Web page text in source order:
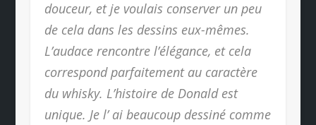
douceur, et je voulais conserver un peu
de cela dans les dessins eux-mêmes.
L’audace rencontre l’élégance, et cela
correspond parfaitement au caractère
du whisky. L’histoire de Donald est
unique. Je l’ ai beaucoup dessiné comme